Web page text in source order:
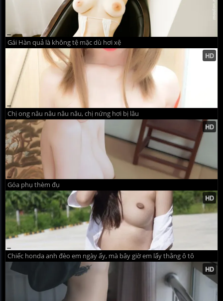
Gái Hàn quả là không tệ mặc dù hơi xệ
Chị ong nâu nâu nâu nâu, chị nứng hơi bị lâu
Góa phụ thèm đụ
Chiếc honda anh đèo em ngày ấy, mà bây giờ em lấy thằng ô tô